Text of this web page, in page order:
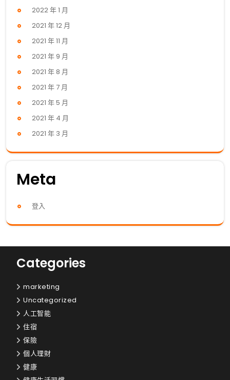
2022 年 1 月
2021 年 12 月
2021 年 11 月
2021 年 9 月
2021 年 8 月
2021 年 7 月
2021 年 5 月
2021 年 4 月
2021 年 3 月
Meta
登入
Categories
marketing
Uncategorized
人工智能
住宿
保險
個人理財
健康